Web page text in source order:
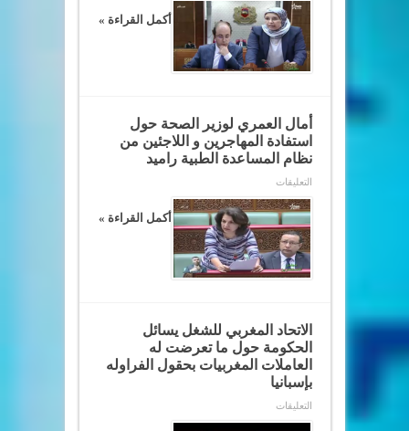
فريق
الاتحاد
المغربي
للشغل
بمجلس
المستشارين
30
أكتوبر
2018
مغلقة
أكمل القراءة »
أمال العمري لوزير الصحة حول
استفادة المهاجرين و اللاجئين من
نظام المساعدة الطبية راميد
التعليقات
العمري
لوزير
الصحة
حول
استفادة
المهاجرين
و
المساعدة
الطبية
راميد
مغلقة
أكمل القراءة »
الاتحاد المغربي للشغل يسائل
الحكومة حول ما تعرضت له
العاملات المغربيات بحقول الفراوله
بإسبانيا
التعليقات